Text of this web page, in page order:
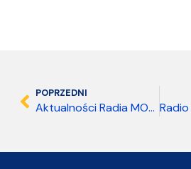
POPRZEDNI
Aktualności Radia MORS 03.06.2026 08:00